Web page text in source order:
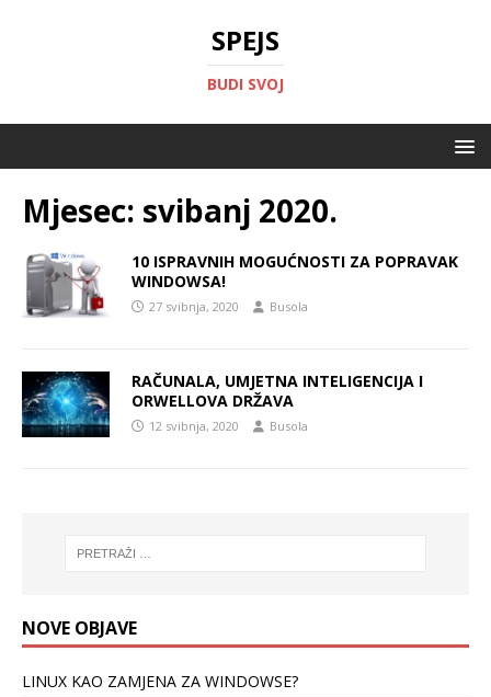
SPEJS
BUDI SVOJ
Mjesec: svibanj 2020.
10 ISPRAVNIH MOGUĆNOSTI ZA POPRAVAK
WINDOWSA!
27 svibnja, 2020 Busola
RAČUNALA, UMJETNA INTELIGENCIJA I
ORWELLOVA DRŽAVA
12 svibnja, 2020 Busola
NOVE OBJAVE
LINUX KAO ZAMJENA ZA WINDOWSE?